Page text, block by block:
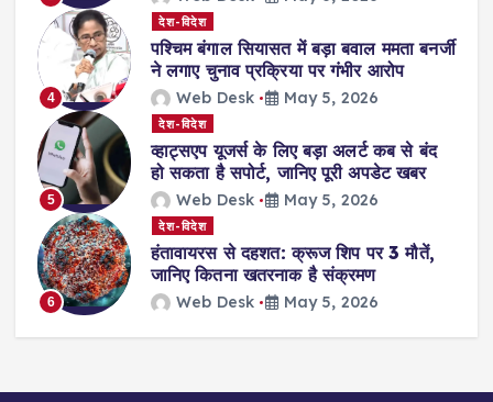
4
देश-विदेश
पश्चिम बंगाल सियासत में बड़ा बवाल ममता बनर्जी
ने लगाए चुनाव प्रक्रिया पर गंभीर आरोप
Web Desk May 5, 2026
5
देश-विदेश
व्हाट्सएप यूजर्स के लिए बड़ा अलर्ट कब से बंद
हो सकता है सपोर्ट, जानिए पूरी अपडेट खबर
Web Desk May 5, 2026
6
देश-विदेश
हंतावायरस से दहशत: क्रूज शिप पर 3 मौतें,
जानिए कितना खतरनाक है संक्रमण
Web Desk May 5, 2026